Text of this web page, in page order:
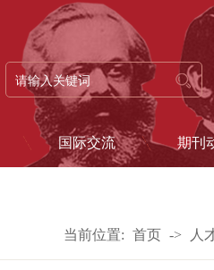
国际交流 期刊
当前位置: 首页 -> 人